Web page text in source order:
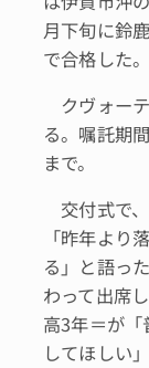
月下旬に鈴
で合格した。
クヴォー
る。嘱託期
まで。
交付式で
「昨年より
る」と語っ
わって出席
高3年＝が
してほしい